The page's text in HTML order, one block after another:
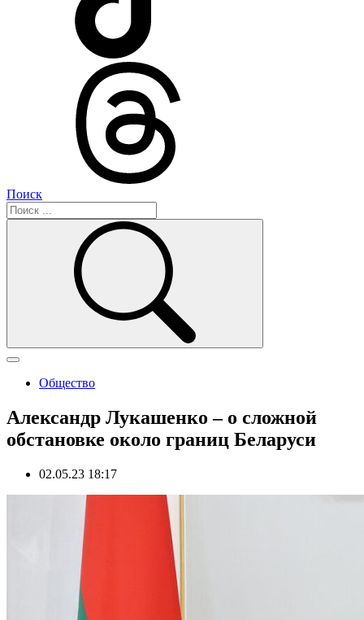
Поиск
Общество
Александр Лукашенко – о сложной
обстановке около границ Беларуси
02.05.23 18:17